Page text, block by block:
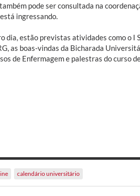
pode ser consultada na
ingressando.
dia, estão previstas atividades como o I
as boas-vindas da Bicharada
de Enfermagem e palestras do curso
calendário universitário